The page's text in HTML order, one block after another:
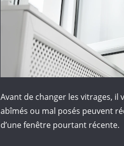
Avant de changer les vitrages, il
abîmés ou mal posés peuvent
d’une fenêtre pourtant récente.